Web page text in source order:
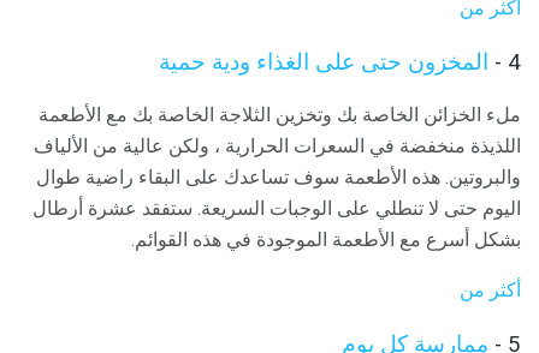
أكثر من
4 - المخزون حتى على الغذاء ودية حمية
ملء الخزائن الخاصة بك وتخزين الثلاجة الخاصة بك مع الأطعمة
اللذيذة منخفضة في السعرات الحرارية ، ولكن عالية من الألياف
والبروتين. هذه الأطعمة سوف تساعدك على البقاء راضية طوال
اليوم حتى لا تنطلي على الوجبات السريعة. ستفقد عشرة أرطال
بشكل أسرع مع الأطعمة الموجودة في هذه القوائم.
أكثر من
5 - ممارسة كل يوم